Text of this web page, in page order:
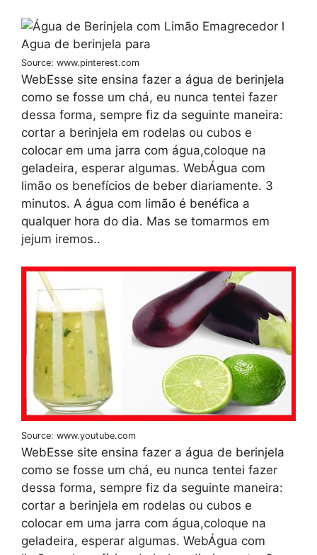
Source: www.pinterest.com
WebEsse site ensina fazer a água de berinjela
como se fosse um chá, eu nunca tentei fazer
dessa forma, sempre fiz da seguinte maneira:
cortar a berinjela em rodelas ou cubos e
colocar em uma jarra com água,coloque na
geladeira, esperar algumas. WebÁgua com
limão os benefícios de beber diariamente. 3
minutos. A água com limão é benéfica a
qualquer hora do dia. Mas se tomarmos em
jejum iremos..
Source: www.youtube.com
WebEsse site ensina fazer a água de berinjela
como se fosse um chá, eu nunca tentei fazer
dessa forma, sempre fiz da seguinte maneira:
cortar a berinjela em rodelas ou cubos e
colocar em uma jarra com água,coloque na
geladeira, esperar algumas. WebÁgua com